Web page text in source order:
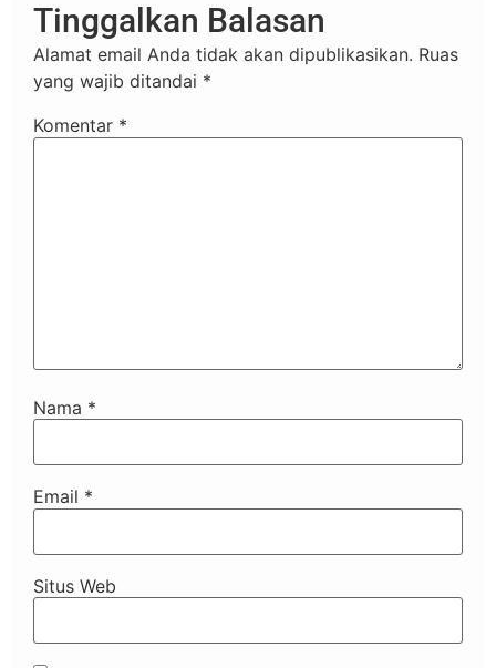
Tinggalkan Balasan
Alamat email Anda tidak akan dipublikasikan. Ruas
yang wajib ditandai *
Komentar *
Nama *
Email *
Situs Web